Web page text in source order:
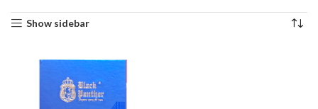
Show sidebar